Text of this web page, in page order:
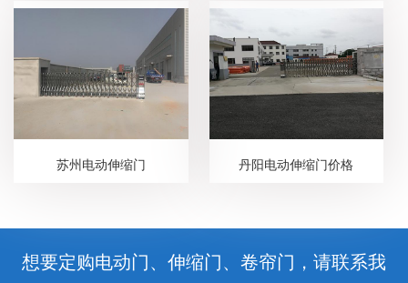
苏州电动伸缩门 丹阳电动伸缩门价格
想要定购电动门、伸缩门、卷帘门，请联系我